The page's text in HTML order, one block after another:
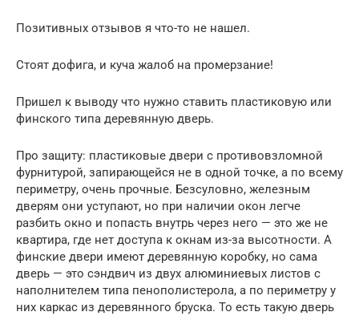
Позитивных отзывов я что-то не нашел.
Стоят дофига, и куча жалоб на промерзание!
Пришел к выводу что нужно ставить пластиковую или
финского типа деревянную дверь.
Про защиту: пластиковые двери с противовзломной
фурнитурой, запирающейся не в одной точке, а по всему
периметру, очень прочные. Безсуловно, железным
дверям они уступают, но при наличии окон легче
разбить окно и попасть внутрь через него — это же не
квартира, где нет доступа к окнам из-за высотности. А
финские двери имеют деревянную коробку, но сама
дверь — это сэндвич из двух алюминиевых листов с
наполнителем типа пенополистерола, а по периметру у
них каркас из деревянного бруска. То есть такую дверь